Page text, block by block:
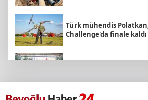
Türk mühendis
Challenge'da finale kaldı